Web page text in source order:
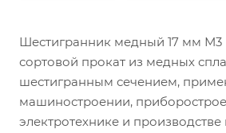
Шестигранник медный 17 мм М3
сортовой прокат из медных
шестигранным сечением,
машиностроении,
электротехнике и